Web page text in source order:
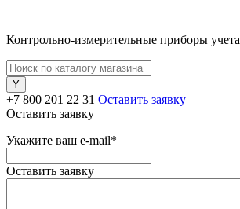
Контрольно-измерительные приборы учета
+7 800 201 22 31 Оставить заявку
Оставить заявку
Укажите ваш e-mail*
Оставить заявку